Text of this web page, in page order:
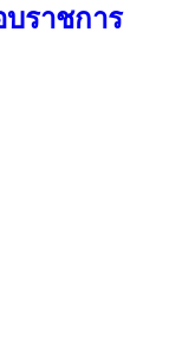
ราชการ